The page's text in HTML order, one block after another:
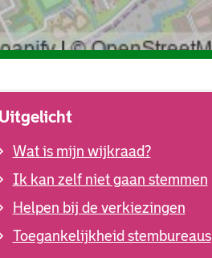
Uitgelicht
Wat is mijn wijkraad?
Ik kan zelf niet gaan stemmen
Helpen bij de verkiezingen
Toegankelijkheid stembureaus